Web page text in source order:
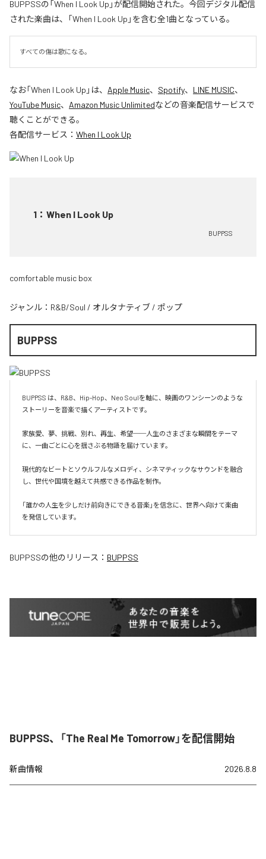
BUPPSSの「When I Look Up」が配信開始された。今回デジタル配信
された楽曲は、「When I Look Up」を含む全1曲となっている。
すべての傷は歌になる。
なお「When I Look Up 」は、 Apple Music、 Spotify、 LINE MUSIC、
YouTube Music、 Amazon Music Unlimitedなどの音楽配信サービスで
聴くことができる。
各配信サービス： When I Look Up
1 ： When I Look Up
BUPPSS
comfortable music box
ジャンル： R&B/Soul / オルタナティブ / ポップ
BUPPSS
BUPPSS は、R&B、Hip-Hop、Neo Soulを軸に、映画のワンシーンのような
ストーリーを音楽で描くアーティストです。
家族愛、夢、挑戦、別れ、再生、希望──人生のさまざまな瞬間をテーマ
に、一曲ごとに心を揺さぶる物語を届けています。
現代的なビートとソウルフルなメロディ、シネマティックなサウンドを融合
し、世代や国境を越えて共感できる作品を制作。
「誰かの人生を少しだけ前向きにできる音楽」を信念に、世界へ向けて楽曲
を発信しています。
BUPPSSの他のリリース： BUPPSS
BUPPSS、「The Real Me Tomorrow」を配信開始
新曲情報 2026.8.8